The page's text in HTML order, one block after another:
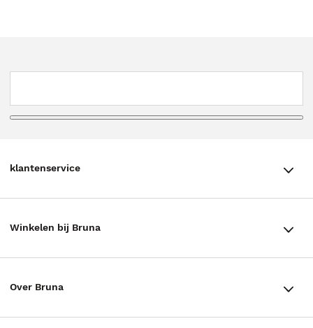
klantenservice
Winkelen bij Bruna
Over Bruna